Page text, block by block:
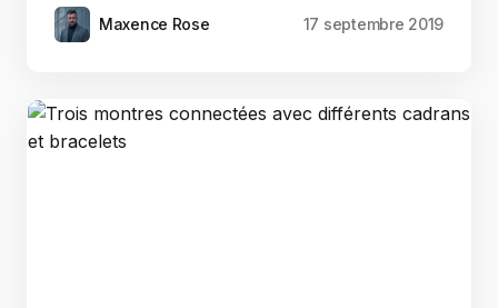
Maxence Rose 17 septembre 2019